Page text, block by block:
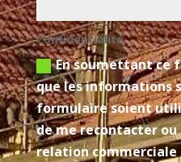
Confidentialité
En soumettant ce
que les informations
formulaire soient
de me recontacter ou
relation commerciale